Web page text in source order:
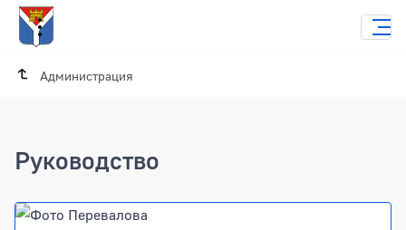
Администрация
Руководство